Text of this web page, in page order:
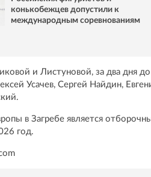
конькобежцев допустили к
международным соревнованиям
и Листуновой, за два дня
Усачев, Сергей Найдин,
в Загребе является
год.